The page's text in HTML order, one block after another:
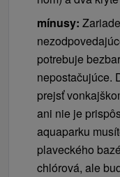
mínusy:
potrebuje
nepostačujúce.
prejsť
ani nie je
aquaparku
plaveckého
chlórová, ale